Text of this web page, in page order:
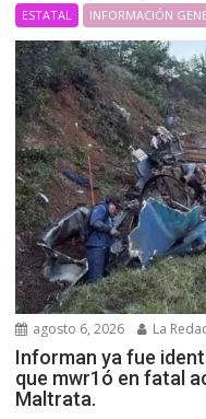
ESTATAL INFORMACIÓN
agosto 6, 2026 La
Informan ya fue
que mwr1ó en fatal
Maltrata.